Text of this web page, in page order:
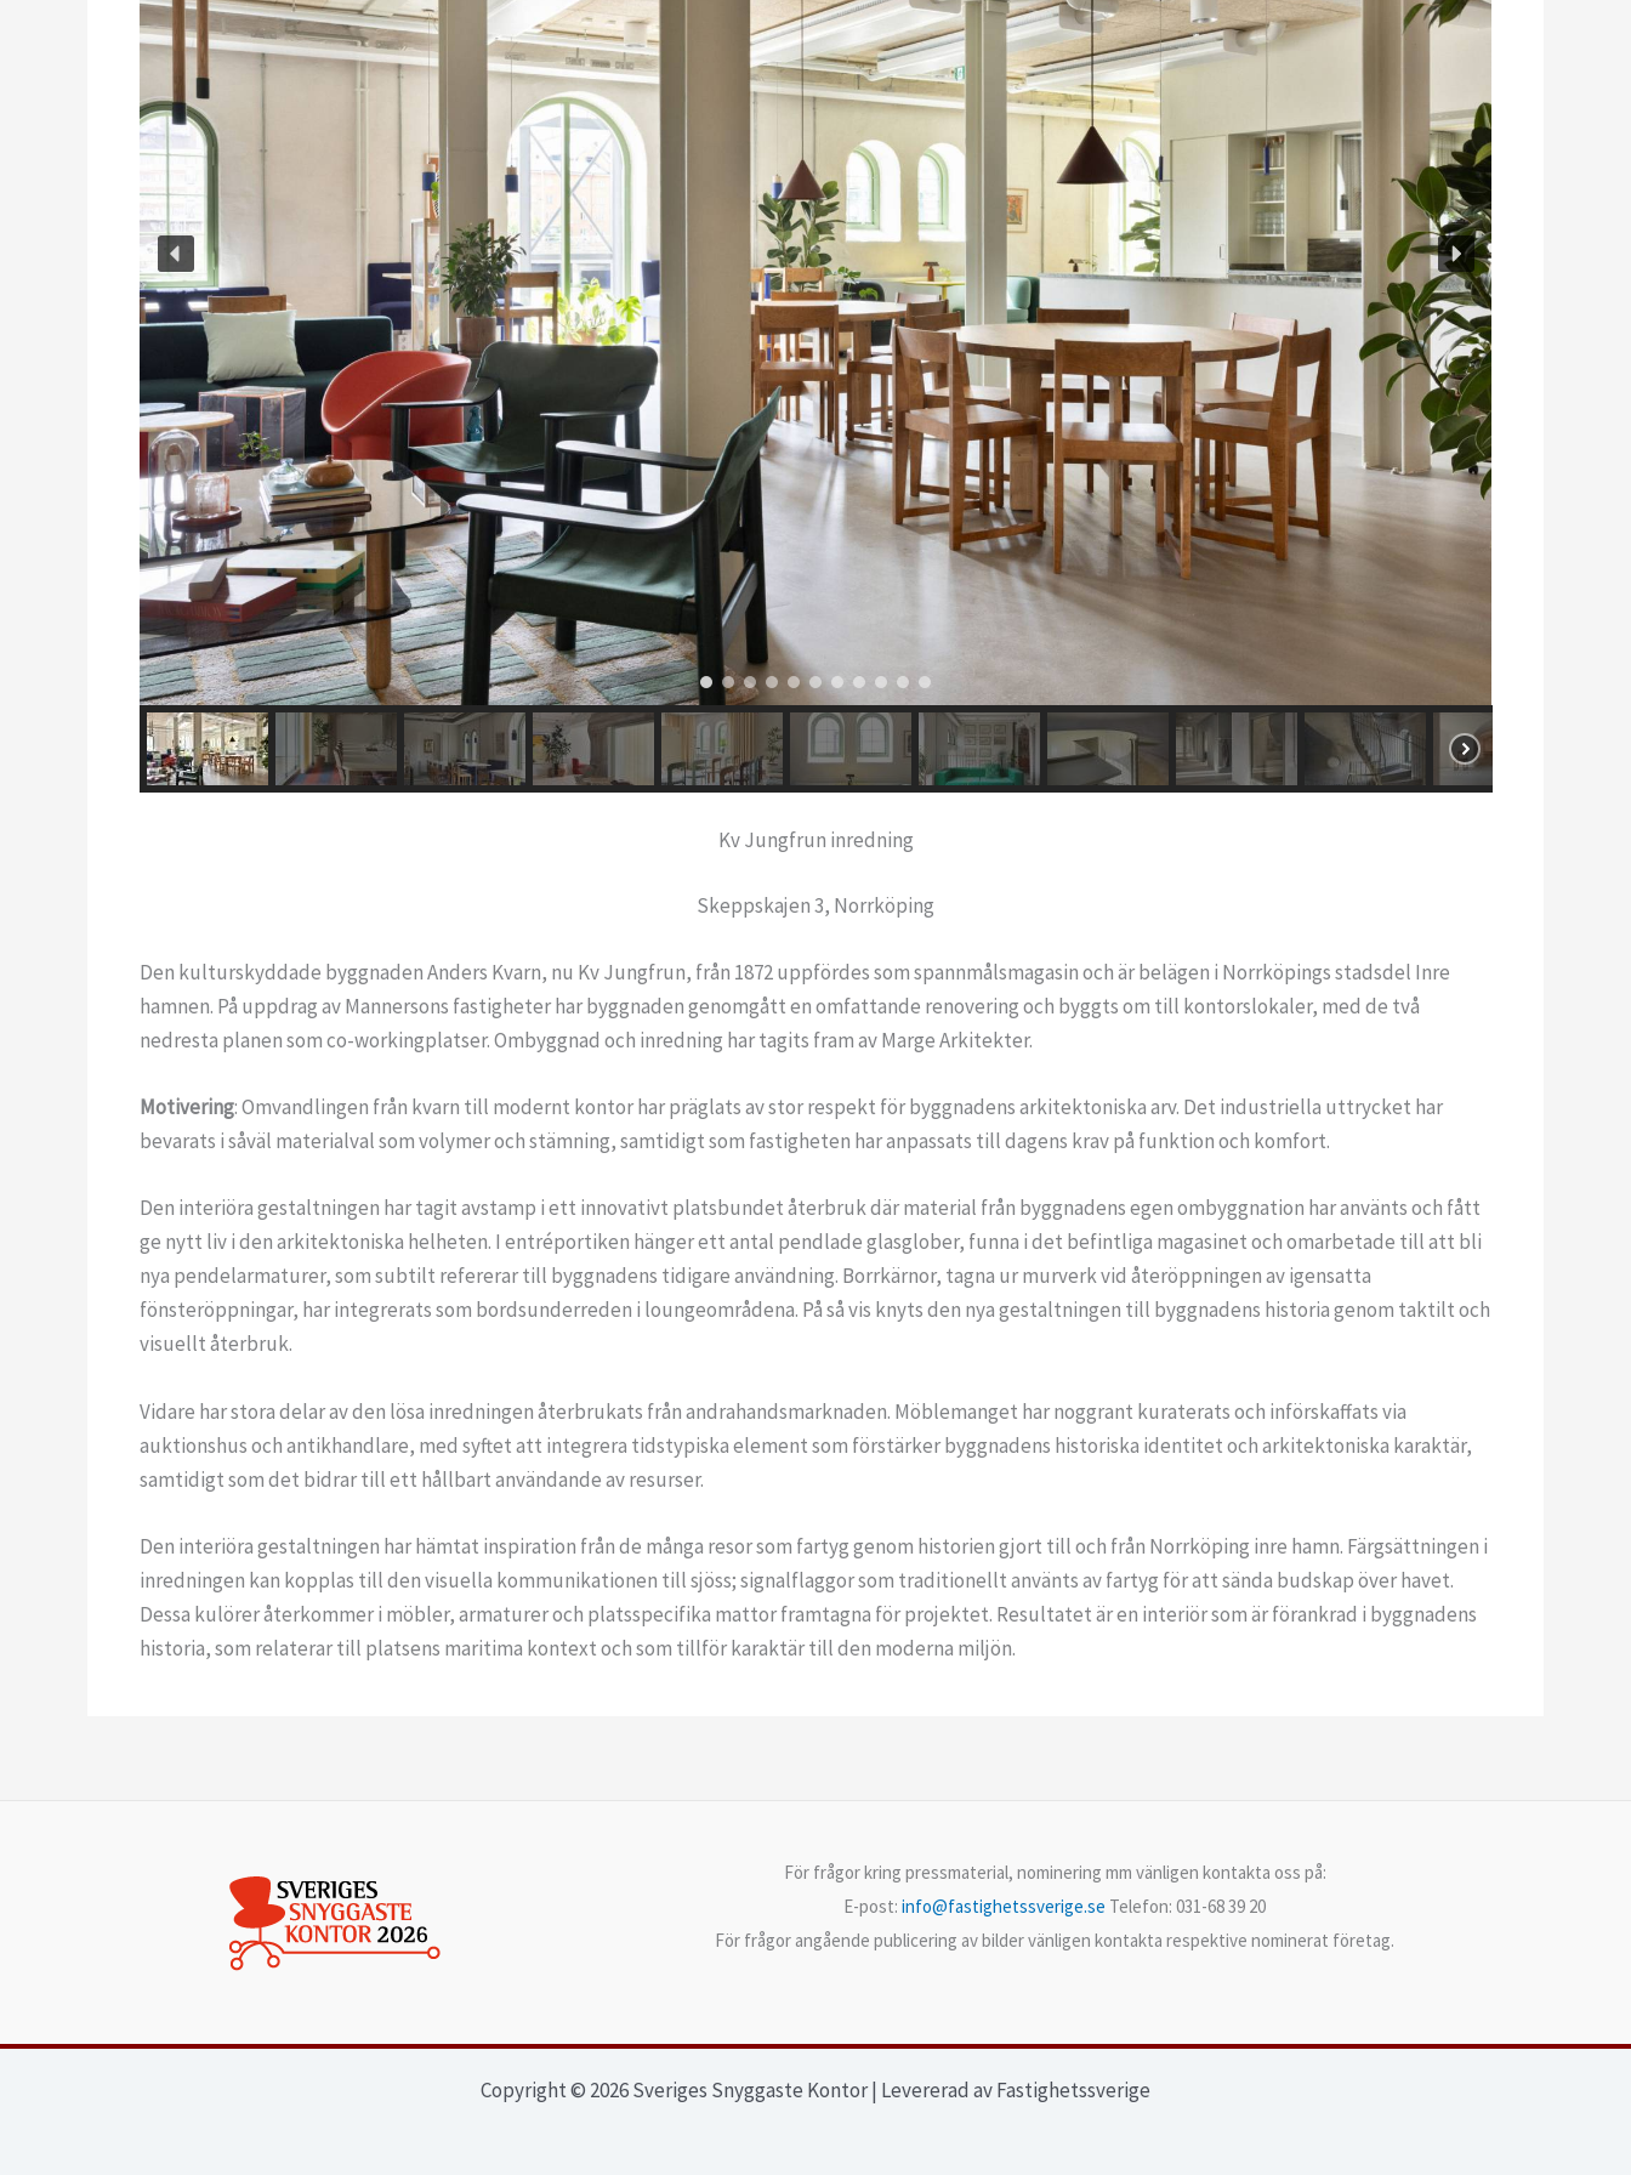
Kv Jungfrun inredning
Skeppskajen 3, Norrköping
Den kulturskyddade byggnaden Anders Kvarn, nu Kv Jungfrun, från 1872 uppfördes som spannmålsmagasin och är belägen i Norrköpings stadsdel Inre
hamnen. På uppdrag av Mannersons fastigheter har byggnaden genomgått en omfattande renovering och byggts om till kontorslokaler, med de två
nedresta planen som co-workingplatser. Ombyggnad och inredning har tagits fram av Marge Arkitekter.
Motivering: Omvandlingen från kvarn till modernt kontor har präglats av stor respekt för byggnadens arkitektoniska arv. Det industriella uttrycket har
bevarats i såväl materialval som volymer och stämning, samtidigt som fastigheten har anpassats till dagens krav på funktion och komfort.
Den interiöra gestaltningen har tagit avstamp i ett innovativt platsbundet återbruk där material från byggnadens egen ombyggnation har använts och fått
ge nytt liv i den arkitektoniska helheten. I entréportiken hänger ett antal pendlade glasglober, funna i det befintliga magasinet och omarbetade till att bli
nya pendelarmaturer, som subtilt refererar till byggnadens tidigare användning. Borrkärnor, tagna ur murverk vid återöppningen av igensatta
fönsteröppningar, har integrerats som bordsunderreden i loungeområdena. På så vis knyts den nya gestaltningen till byggnadens historia genom taktilt och
visuellt återbruk.
Vidare har stora delar av den lösa inredningen återbrukats från andrahandsmarknaden. Möblemanget har noggrant kuraterats och införskaffats via
auktionshus och antikhandlare, med syftet att integrera tidstypiska element som förstärker byggnadens historiska identitet och arkitektoniska karaktär,
samtidigt som det bidrar till ett hållbart användande av resurser.
Den interiöra gestaltningen har hämtat inspiration från de många resor som fartyg genom historien gjort till och från Norrköping inre hamn. Färgsättningen i
inredningen kan kopplas till den visuella kommunikationen till sjöss; signalflaggor som traditionellt använts av fartyg för att sända budskap över havet.
Dessa kulörer återkommer i möbler, armaturer och platsspecifika mattor framtagna för projektet. Resultatet är en interiör som är förankrad i byggnadens
historia, som relaterar till platsens maritima kontext och som tillför karaktär till den moderna miljön.
För frågor kring pressmaterial, nominering mm vänligen kontakta oss på:
E-post:info@fastighetssverige.se Telefon: 031-68 39 20
För frågor angående publicering av bilder vänligen kontakta respektive nominerat företag.
Copyright © 2026 Sveriges Snyggaste Kontor | Levererad av Fastighetssverige